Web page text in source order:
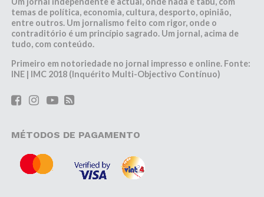
temas de política, economia, cultura, desporto, opinião,
entre outros. Um jornalismo feito com rigor, onde o
contraditório é um princípio sagrado. Um jornal, acima de
tudo, com conteúdo.
Primeiro em notoriedade no jornal impresso e online. Fonte:
INE | IMC 2018 (Inquérito Multi-Objectivo Contínuo)
MÉTODOS DE PAGAMENTO